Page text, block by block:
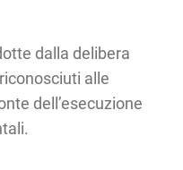
dalla delibera
alle
dell’esecuzione